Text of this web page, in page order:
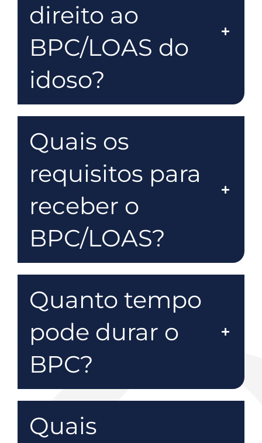
direito ao
BPC/LOAS do
idoso?
Quais os
requisitos para
receber o
BPC/LOAS?
Quanto tempo
pode durar o
BPC?
Quais